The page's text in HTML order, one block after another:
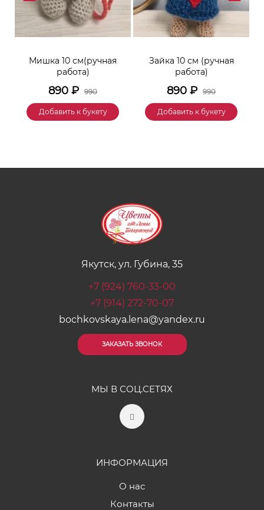
Мишка 10 см(ручная
работа)
890 ₽ 990
Добавить к букету
Зайка 10 см (ручная
работа)
890 ₽ 990
Добавить к букету
Якутск, ул. Губина, 35
+7 (924) 760-33-00
+7 (914) 272-70-07
bochkovskaya.lena@yandex.ru
ЗАКАЗАТЬ ЗВОНОК
МЫ В СОЦ.СЕТЯХ
ИНФОРМАЦИЯ
О нас
Контакты